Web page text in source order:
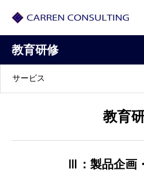
教育研修
サービス
教育
Ⅲ：製品企画